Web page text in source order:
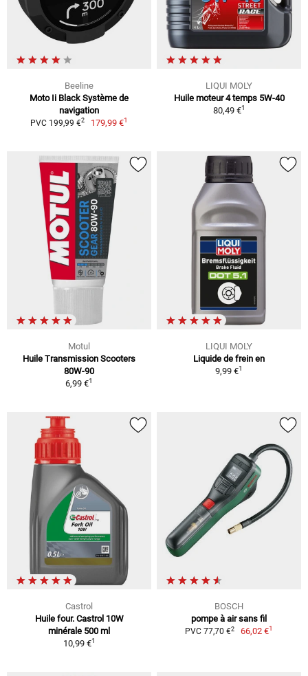
Beeline
Moto Ii Black Système de
navigation
PVC 199,99 €2 179,99 €1
LIQUI MOLY
Huile moteur 4 temps 5W-40
80,49 €1
Motul
Huile Transmission Scooters
80W-90
6,99 €1
LIQUI MOLY
Liquide de frein en
9,99 €1
Castrol
Huile four. Castrol 10W
minérale 500 ml
10,99 €1
BOSCH
pompe à air sans fil
PVC 77,70 €2 66,02 €1